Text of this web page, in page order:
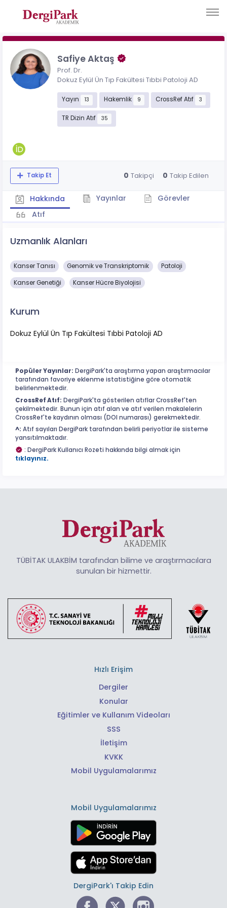
Safiye Aktaş
Prof. Dr.
Dokuz Eylül Ün Tıp Fakültesi Tıbbi Patoloji AD
Yayın 13 Hakemlik 9 CrossRef Atıf 3
TR Dizin Atıf 35
Takip Et 0 Takipçi 0 Takip Edilen
Hakkında Yayınlar
Görevler
Atıf
Uzmanlık Alanları
Kanser Tanısı Genomik ve Transkriptomik Patoloji
Kanser Genetiği Kanser Hücre Biyolojisi
Kurum
Dokuz Eylül Ün Tıp Fakültesi Tıbbi Patoloji AD
Popüler Yayınlar: DergiPark'ta araştırma yapan araştırmacılar
tarafından favoriye eklenme istatistiğine göre otomatik
belirlenmektedir.
CrossRef Atıf: DergiPark'ta gösterilen atıflar CrossRef'ten
çekilmektedir. Bunun için atıf alan ve atıf verilen makalelerin
CrossRef'te kaydının olması (DOI numarası) gerekmektedir.
^: Atıf sayıları DergiPark tarafından belirli periyotlar ile sisteme
yansıtılmaktadır.
: DergiPark Kullanıcı Rozeti hakkında bilgi almak için
tıklayınız.
TÜBİTAK ULAKBİM tarafından bilime ve araştırmacılara
sunulan bir hizmettir.
Hızlı Erişim
Dergiler
Konular
Eğitimler ve Kullanım Videoları
SSS
İletişim
KVKK
Mobil Uygulamalarımız
Mobil Uygulamalarımız
DergiPark'ı Takip Edin